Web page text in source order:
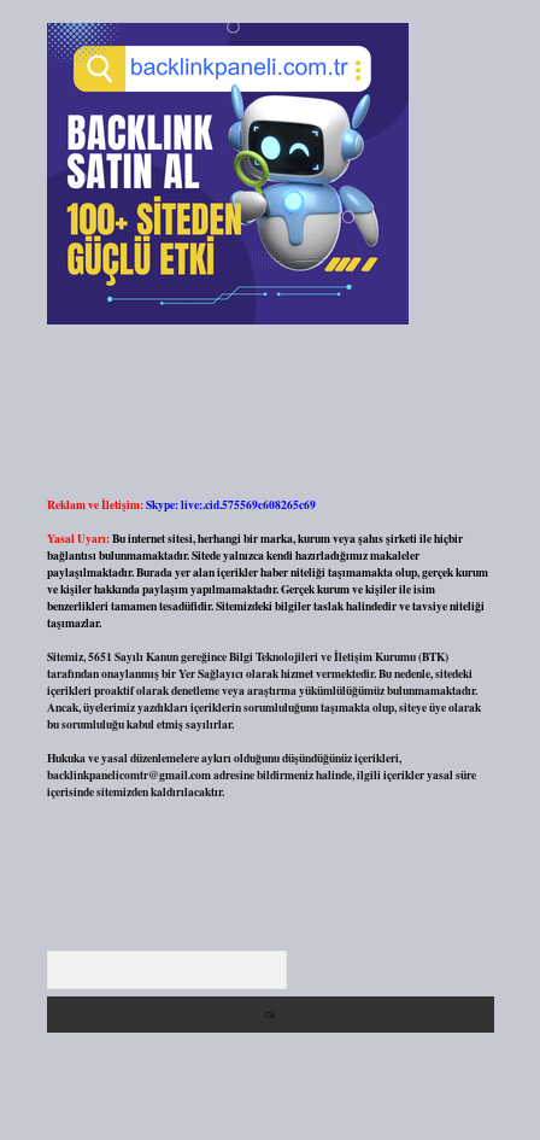
Reklam ve İletişim:Skype: live:.cid.575569c608265c69
Yasal Uyarı:Bu internet sitesi, herhangi bir marka, kurum veya şahıs şirketi ile hiçbir
bağlantısı bulunmamaktadır. Sitede yalnızca kendi hazırladığımız makaleler
paylaşılmaktadır. Burada yer alan içerikler haber niteliği taşımamakta olup, gerçek kurum
ve kişiler hakkında paylaşım yapılmamaktadır. Gerçek kurum ve kişiler ile isim
benzerlikleri tamamen tesadüfidir. Sitemizdeki bilgiler taslak halindedir ve tavsiye niteliği
taşımazlar.
Sitemiz, 5651 Sayılı Kanun gereğince Bilgi Teknolojileri ve İletişim Kurumu (BTK)
tarafından onaylanmış bir Yer Sağlayıcı olarak hizmet vermektedir. Bu nedenle, sitedeki
içerikleri proaktif olarak denetleme veya araştırma yükümlülüğümüz bulunmamaktadır.
Ancak, üyelerimiz yazdıkları içeriklerin sorumluluğunu taşımakta olup, siteye üye olarak
bu sorumluluğu kabul etmiş sayılırlar.
Hukuka ve yasal düzenlemelere aykırı olduğunu düşündüğünüz içerikleri,
backlinkpanelicomtr@gmail.comadresine bildirmeniz halinde, ilgili içerikler yasal süre
içerisinde sitemizden kaldırılacaktır.